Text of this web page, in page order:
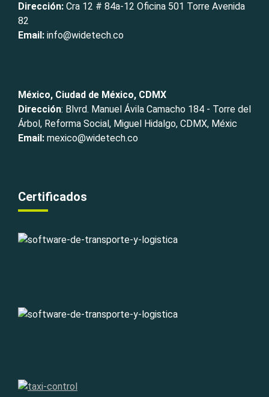
Dirección: Cra 12 # 84a-12 Oficina 501 Torre Avenida
82
Email: info@widetech.co
México, Ciudad de México, CDMX
Dirección: Blvrd. Manuel Ávila Camacho 184 - Torre del
Árbol, Reforma Social, Miguel Hidalgo, CDMX, Méxic
Email: mexico@widetech.co
Certificados